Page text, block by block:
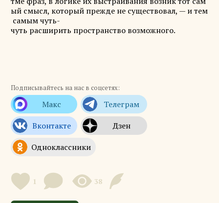
ый смысл, который прежде не существовал, — и тем
самым чуть-
чуть расширить пространство возможного.
Подписывайтесь на нас в соцсетях:
1 38